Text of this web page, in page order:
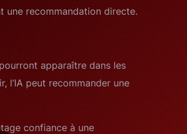
une recommandation directe.
apparaître dans les
l’IA peut recommander une
confiance à une